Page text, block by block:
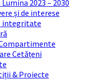
2023 – 2030
și de interese
integritate
Cetățeni
& Proiecte